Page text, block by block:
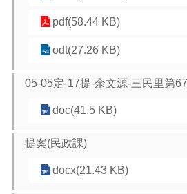
pdf(58.44 KB)
odt(27.26 KB)
05-05定-17提-余文源-三民里第
doc(41.5 KB)
提案(民政課)
docx(21.43 KB)